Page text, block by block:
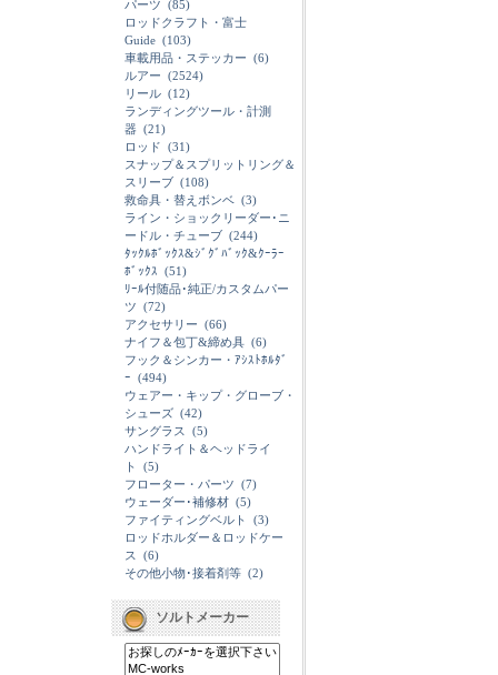
パーツ (85)
ロッドクラフト・富士
Guide (103)
車載用品・ステッカー (6)
ルアー (2524)
リール (12)
ランディングツール・計測
器 (21)
ロッド (31)
スナップ＆スプリットリング＆
スリーブ (108)
救命具・替えボンベ (3)
ライン・ショックリーダー･ニ
ードル・チューブ (244)
ﾀｯｸﾙﾎﾞｯｸｽ&ｼﾞｸﾞﾊﾞｯｸ&ｸｰﾗｰ
ﾎﾞｯｸｽ (51)
ﾘｰﾙ付随品･純正/カスタムパー
ツ (72)
アクセサリー (66)
ナイフ＆包丁&締め具 (6)
フック＆シンカー・ｱｼｽﾄﾎﾙﾀﾞ
ｰ (494)
ウェアー・キップ・グローブ・
シューズ (42)
サングラス
(5)
ハンドライト＆ヘッドライ
ト
(5)
フローター・パーツ (7)
ウェーダー･補修材 (5)
ファイティングベルト
(3)
ロッドホルダー＆ロッドケー
ス
(6)
その他小物･接着剤等 (2)
ソルトメーカー